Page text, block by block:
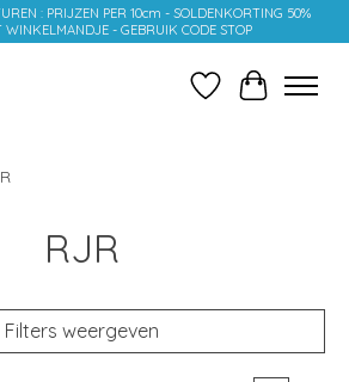
: PRIJZEN PER 10cm - SOLDENKORTING 50%
- GEBRUIK CODE STOP
Verlanglijst
RJR
Filters weergeven